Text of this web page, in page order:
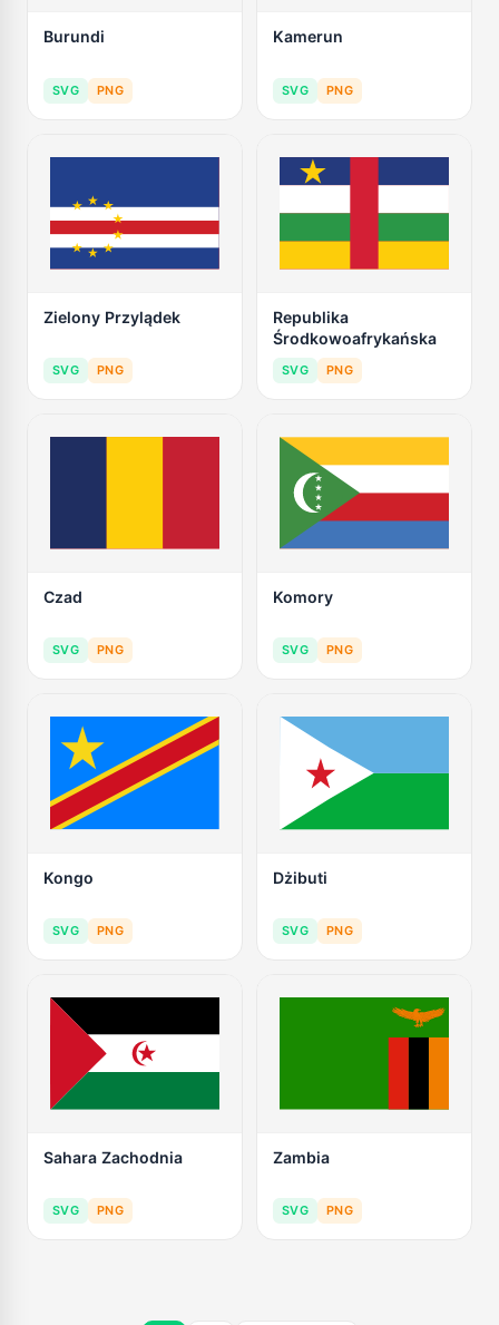
Burundi
SVG PNG
Kamerun
SVG PNG
Zielony Przylądek
SVG PNG
Republika
Środkowoafrykańska
SVG PNG
Czad
SVG PNG
Komory
SVG PNG
Kongo
SVG PNG
Dżibuti
SVG PNG
Sahara Zachodnia
SVG PNG
Zambia
SVG PNG